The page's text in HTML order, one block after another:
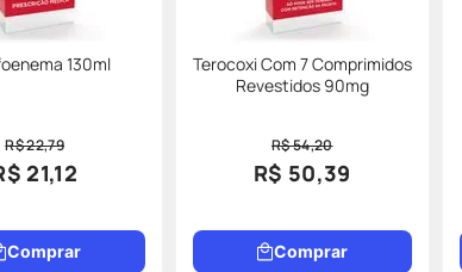
130ml
R$ 22,79
21,12
Comprar
Terocoxi Com 7 Comprimidos
Revestidos 90mg
R$ 54,20
R$ 50,39
Comprar